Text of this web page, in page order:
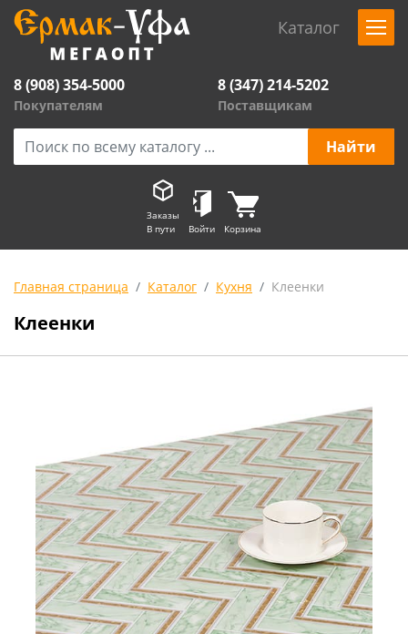
Каталог
8 (908) 354-5000
Покупателям
8 (347) 214-5202
Поставщикам
Заказы
В пути
Войти Корзина
Главная страница Каталог Кухня Клеенки
Клеенки